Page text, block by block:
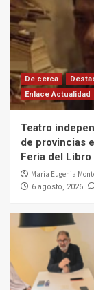
De cerca
Enlace Actualidad
Teatro
de provincias
Feria del Libro
Maria Eugenia
6 agosto, 2026